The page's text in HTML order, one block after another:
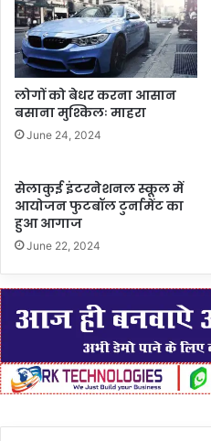
लोगों को बेधर करना आसान
बसाना मुश्किलः माहरा
June 24, 2024
सेलाकुई इंटरनेशनल स्कूल में
आयोजन फुटबॉल टुर्नामेंट का
हुआ आगाज
June 22, 2024